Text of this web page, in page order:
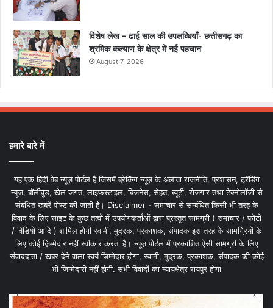
विशेष लेख – ढाई साल की उपलब्धियाँ- छत्तीसगढ़ का
श्रमिक कल्याण के क्षेत्र में नई पहचान
August 7, 2026
हमारे बारे में
यह एक हिंदी वेब न्यूज़ पोर्टल है जिसमें ब्रेकिंग न्यूज़ के अलावा राजनीति, प्रशासन, ट्रेंडिंग
न्यूज, बॉलीवुड, खेल जगत, लाइफस्टाइल, बिजनेस, सेहत, ब्यूटी, रोजगार तथा टेक्नोलॉजी से
संबंधित खबरें पोस्ट की जाती है। Disclaimer - समाचार से सम्बंधित किसी भी तरह के
विवाद के लिए साइट के कुछ तत्वों में उपयोगकर्ताओं द्वारा प्रस्तुत सामग्री ( समाचार / फोटो
/ विडियो आदि ) शामिल होगी स्वामी, मुद्रक, प्रकाशक, संपादक इस तरह के सामग्रियों के
लिए कोई ज़िम्मेदार नहीं स्वीकार करता है। न्यूज़ पोर्टल में प्रकाशित ऐसी सामग्री के लिए
संवाददाता / खबर देने वाला स्वयं जिम्मेदार होगा, स्वामी, मुद्रक, प्रकाशक, संपादक की कोई
भी जिम्मेदारी नहीं होगी. सभी विवादों का न्यायक्षेत्र रायपुर होगा